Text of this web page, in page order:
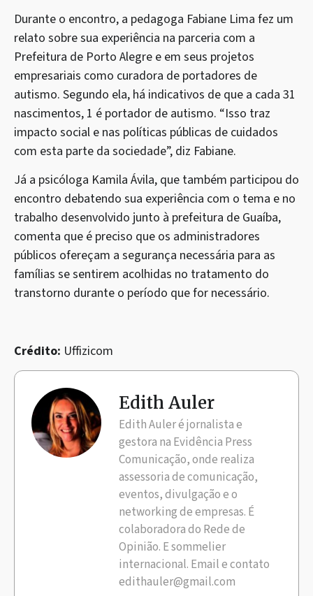
Durante o encontro, a pedagoga Fabiane Lima fez um
relato sobre sua experiência na parceria com a
Prefeitura de Porto Alegre e em seus projetos
empresariais como curadora de portadores de
autismo. Segundo ela, há indicativos de que a cada 31
nascimentos, 1 é portador de autismo. “Isso traz
impacto social e nas políticas públicas de cuidados
com esta parte da sociedade”, diz Fabiane.
Já a psicóloga Kamila Ávila, que também participou do
encontro debatendo sua experiência com o tema e no
trabalho desenvolvido junto à prefeitura de Guaíba,
comenta que é preciso que os administradores
públicos ofereçam a segurança necessária para as
famílias se sentirem acolhidas no tratamento do
transtorno durante o período que for necessário.
Crédito: Uffizicom
Edith Auler
Edith Auler é jornalista e
gestora na Evidência Press
Comunicação, onde realiza
assessoria de comunicação,
eventos, divulgação e o
networking de empresas. É
colaboradora do Rede de
Opinião. E sommelier
internacional. Email e contato
edithauler@gmail.com